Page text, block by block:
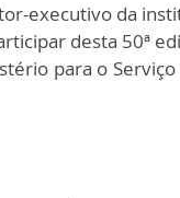
executivo da
desta 50ª
para o